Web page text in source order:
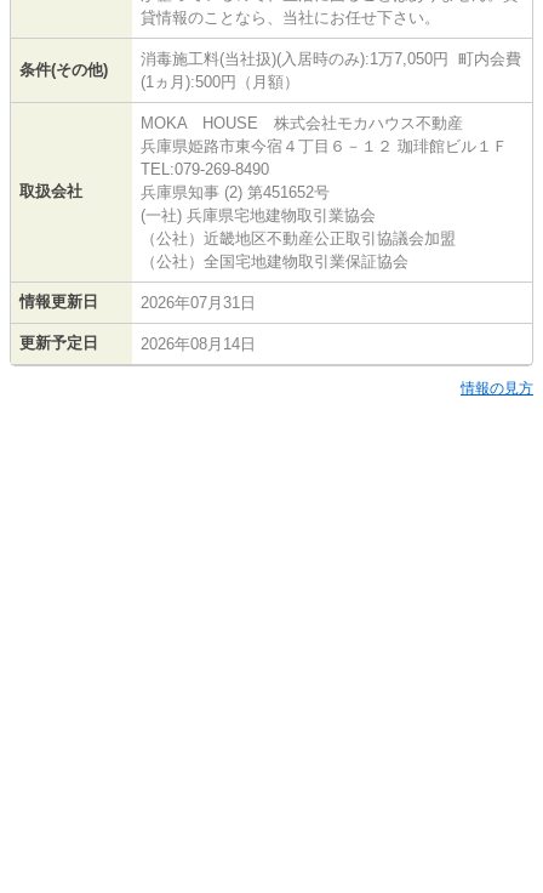
貸情報のことなら、当社にお任せ下さい。
条件(その他)
消毒施工料(当社扱)(入居時のみ):1万7,050円 町内会費
(1ヵ月):500円（月額）
取扱会社
MOKA HOUSE 株式会社モカハウス不動産
兵庫県姫路市東今宿４丁目６－１２ 珈琲館ビル１Ｆ
TEL:079-269-8490
兵庫県知事 (2) 第451652号
(一社) 兵庫県宅地建物取引業協会
（公社）近畿地区不動産公正取引協議会加盟
（公社）全国宅地建物取引業保証協会
情報更新日 2026年07月31日
更新予定日 2026年08月14日
情報の見方